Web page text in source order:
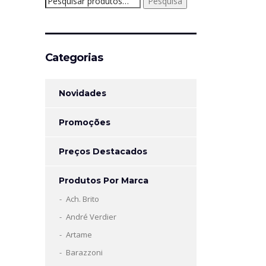
por:
Categorias
Novidades
Promoções
Preços Destacados
Produtos Por Marca
Ach. Brito
André Verdier
Artame
Barazzoni